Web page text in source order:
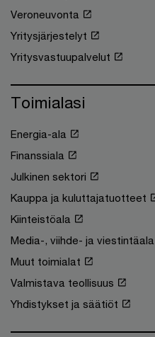
Veroneuvonta
Yritysjärjestelyt
Yritysvastuupalvelut
Toimialasi
Energia-ala
Finanssiala
Julkinen sektori
Kauppa ja kuluttajatuotteet
Kiinteistöala
Media-, viihde- ja viestintäala
Muut toimialat
Valmistava teollisuus
Yhdistykset ja säätiöt